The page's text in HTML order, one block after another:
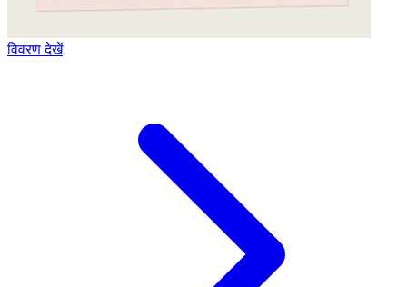
विवरण देखें